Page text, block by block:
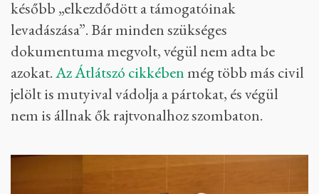
később „elkezdődött a támogatóinak
levadászása”. Bár minden szükséges
dokumentuma megvolt, végül nem adta be
azokat.Az Átlátszó cikkébenmég több más civil
jelölt is mutyival vádolja a pártokat, és végül
nem is állnak ők rajtvonalhoz szombaton.